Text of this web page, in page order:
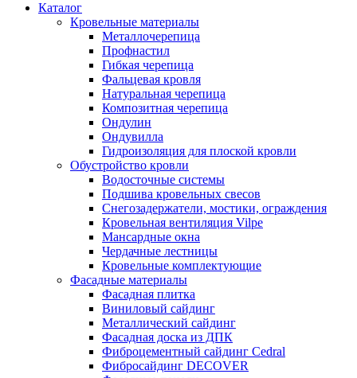
Каталог
Кровельные материалы
Металлочерепица
Профнастил
Гибкая черепица
Фальцевая кровля
Натуральная черепица
Композитная черепица
Ондулин
Ондувилла
Гидроизоляция для плоской кровли
Обустройство кровли
Водосточные системы
Подшива кровельных свесов
Снегозадержатели, мостики, ограждения
Кровельная вентиляция Vilpe
Мансардные окна
Чердачные лестницы
Кровельные комплектующие
Фасадные материалы
Фасадная плитка
Виниловый сайдинг
Металлический сайдинг
Фасадная доска из ДПК
Фиброцементный сайдинг Cedral
Фибросайдинг DECOVER